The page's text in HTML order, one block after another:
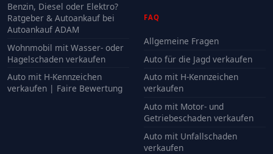
Benzin, Diesel oder Elektro?
Ratgeber & Autoankauf bei
Autoankauf ADAM
Wohnmobil mit Wasser- oder
Hagelschaden verkaufen
Auto mit H-Kennzeichen
verkaufen | Faire Bewertung
FAQ
Allgemeine Fragen
Auto für die Jagd verkaufen
Auto mit H-Kennzeichen
verkaufen
Auto mit Motor- und
Getriebeschaden verkaufen
Auto mit Unfallschaden
verkaufen